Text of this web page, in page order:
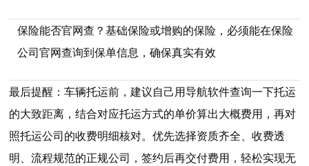
保险能否官网查？基础保险或增购的保险，必须能在保险
公司官网查询到保单信息，确保真实有效
最后提醒：车辆托运前，建议自己用导航软件查询一下托运
的大致距离，结合对应托运方式的单价算出大概费用，再对
照托运公司的收费明细核对。优先选择资质齐全、收费透
明、流程规范的正规公司，签约后再交付费用，轻松实现无